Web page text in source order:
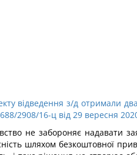
відведення з/д отримали
2908/16-ц від 29 вересня
не забороняє надавати
шляхом безкоштовної